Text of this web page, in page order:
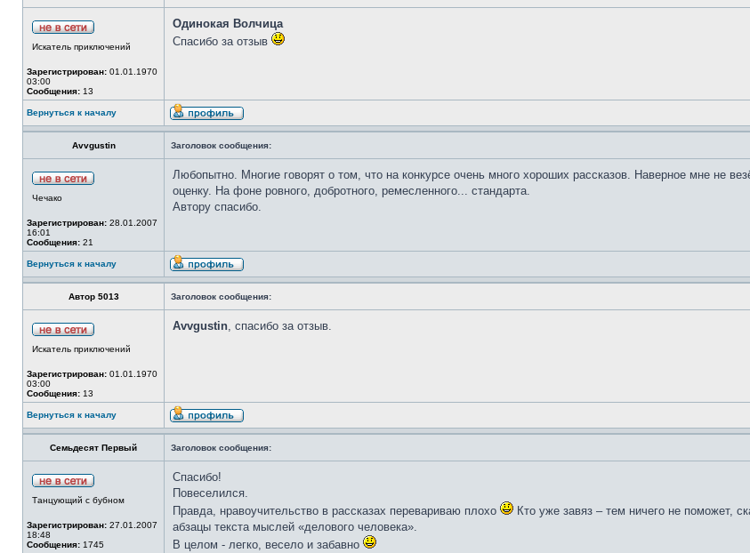
Искатель приключений
Зарегистрирован: 01.01.1970
03:00
Сообщения: 13
Одинокая Волчица
Спасибо за отзыв
Вернуться к началу
Avvgustin Заголовок сообщения:
Чечако
Зарегистрирован: 28.01.2007
16:01
Сообщения: 21
Любопытно. Многие говорят о том, что на конкурсе очень много хороших рассказов. Наверное мне не
оценку. На фоне ровного, добротного, ремесленного... стандарта.
Автору спасибо.
Вернуться к началу
Автор 5013 Заголовок сообщения:
Искатель приключений
Зарегистрирован: 01.01.1970
03:00
Сообщения: 13
Avvgustin, спасибо за отзыв.
Вернуться к началу
Семьдесят Первый Заголовок сообщения:
Танцующий с бубном
Зарегистрирован: 27.01.2007
18:48
Сообщения: 1745
Спасибо!
Повеселился.
Правда, нравоучительство в рассказах перевариваю плохо
Кто уже завяз – тем ничего не поможет,
абзацы текста мыслей «делового человека».
В целом - легко, весело и забавно